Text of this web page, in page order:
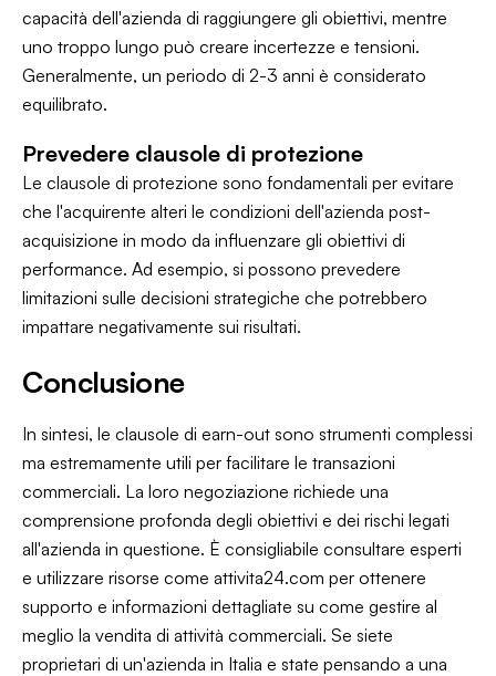
capacità dell'azienda di raggiungere gli obiettivi, mentre
uno troppo lungo può creare incertezze e tensioni.
Generalmente, un periodo di 2-3 anni è considerato
equilibrato.
Prevedere clausole di protezione
Le clausole di protezione sono fondamentali per evitare
che l'acquirente alteri le condizioni dell'azienda post-
acquisizione in modo da influenzare gli obiettivi di
performance. Ad esempio, si possono prevedere
limitazioni sulle decisioni strategiche che potrebbero
impattare negativamente sui risultati.
Conclusione
In sintesi, le clausole di earn-out sono strumenti complessi
ma estremamente utili per facilitare le transazioni
commerciali. La loro negoziazione richiede una
comprensione profonda degli obiettivi e dei rischi legati
all'azienda in questione. È consigliabile consultare esperti
e utilizzare risorse come attivita24.com per ottenere
supporto e informazioni dettagliate su come gestire al
meglio la vendita di attività commerciali. Se siete
proprietari di un'azienda in Italia e state pensando a una